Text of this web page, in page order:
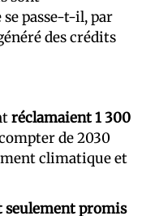
passe-t-il, par
des crédits
réclamaient 1 300
de 2030
climatique et
seulement promis